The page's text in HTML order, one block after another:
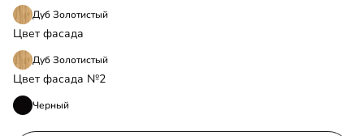
Дуб Золотистый
Цвет фасада
Дуб Золотистый
Цвет фасада №2
Черный